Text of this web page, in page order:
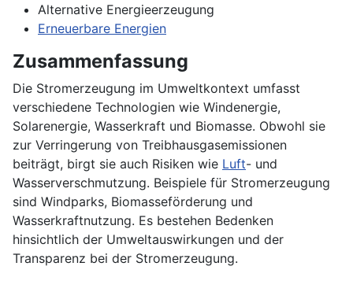
Alternative Energieerzeugung
Erneuerbare Energien
Zusammenfassung
Die Stromerzeugung im Umweltkontext umfasst
verschiedene Technologien wie Windenergie,
Solarenergie, Wasserkraft und Biomasse. Obwohl sie
zur Verringerung von Treibhausgasemissionen
beiträgt, birgt sie auch Risiken wie Luft- und
Wasserverschmutzung. Beispiele für Stromerzeugung
sind Windparks, Biomasseförderung und
Wasserkraftnutzung. Es bestehen Bedenken
hinsichtlich der Umweltauswirkungen und der
Transparenz bei der Stromerzeugung.